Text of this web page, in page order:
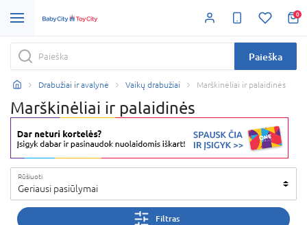
0
Paieška
Drabužiai ir avalynė Vaikų drabužiai Marškinėliai ir palaidinės
Marškinėliai ir palaidinės
Rūšiuoti
Geriausi pasiūlymai
Filtras